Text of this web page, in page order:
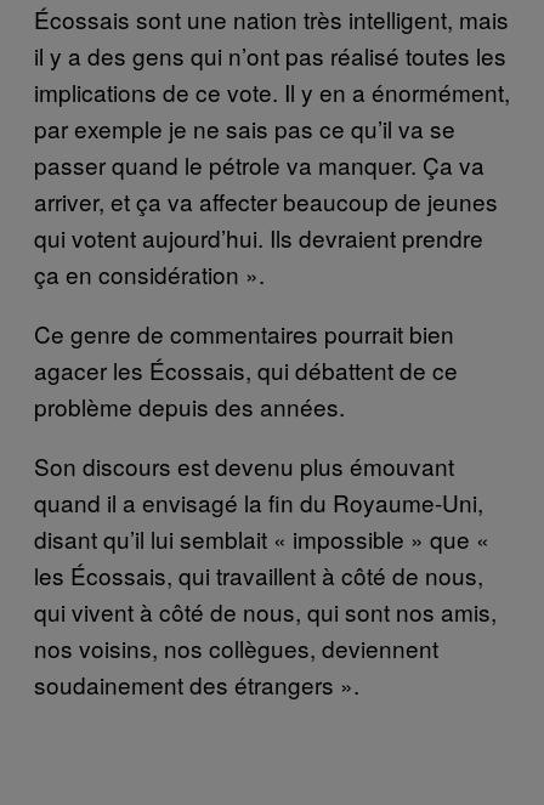
Écossais sont une nation très intelligent, mais
il y a des gens qui n’ont pas réalisé toutes les
implications de ce vote. Il y en a énormément,
par exemple je ne sais pas ce qu’il va se
passer quand le pétrole va manquer. Ça va
arriver, et ça va affecter beaucoup de jeunes
qui votent aujourd’hui. Ils devraient prendre
ça en considération ».
Ce genre de commentaires pourrait bien
agacer les Écossais, qui débattent de ce
problème depuis des années.
Son discours est devenu plus émouvant
quand il a envisagé la fin du Royaume-Uni,
disant qu’il lui semblait « impossible » que «
les Écossais, qui travaillent à côté de nous,
qui vivent à côté de nous, qui sont nos amis,
nos voisins, nos collègues, deviennent
soudainement des étrangers ».